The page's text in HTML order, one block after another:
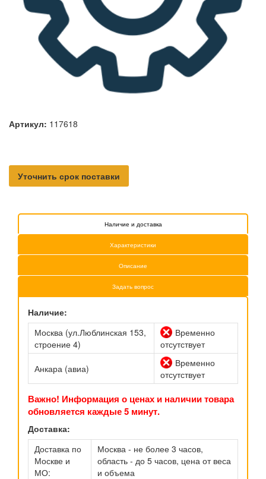
Артикул: 117618
Уточнить срок поставки
Наличие и доставка
Характеристики
Описание
Задать вопрос
Наличие:
Москва (ул.Люблинская 153,
строение 4)
Временно
отсутствует
Анкара (авиа)
Временно
отсутствует
Важно! Информация о ценах и наличии товара
обновляется каждые 5 минут.
Доставка:
Доставка по
Москве и
МО:
Москва - не более 3 часов,
область - до 5 часов, цена от веса
и объема